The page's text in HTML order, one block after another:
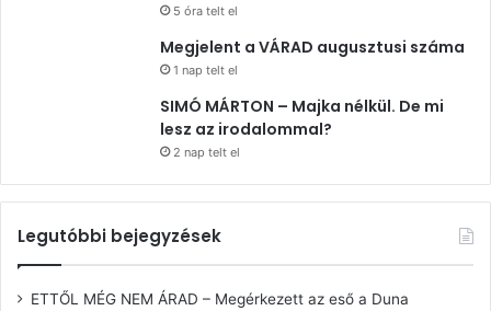
5 óra telt el
Megjelent a VÁRAD augusztusi száma
1 nap telt el
SIMÓ MÁRTON – Majka nélkül. De mi
lesz az irodalommal?
2 nap telt el
Legutóbbi bejegyzések
ETTŐL MÉG NEM ÁRAD – Megérkezett az eső a Duna